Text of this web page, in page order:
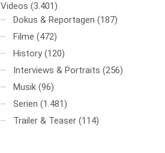
Videos (3.401)
Dokus & Reportagen (187)
Filme (472)
History (120)
Interviews & Portraits (256)
Musik (96)
Serien (1.481)
Trailer & Teaser (114)